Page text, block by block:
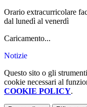
Orario extracurricolare
dal lunedì al venerdì
Caricamento...
Notizie
Questo sito o gli
cookie necessari al
COOKIE POLICY.